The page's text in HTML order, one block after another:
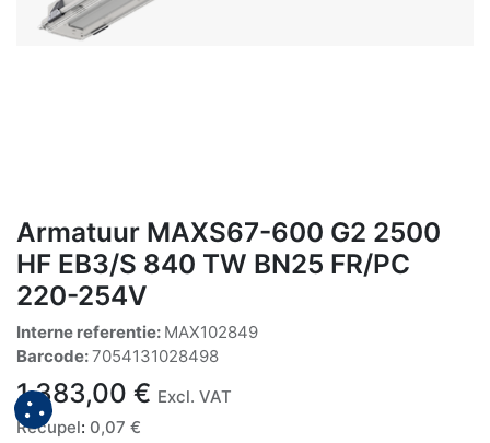
Armatuur MAXS67-600 G2 2500
HF EB3/S 840 TW BN25 FR/PC
220-254V
Interne referentie: MAX102849
Barcode:7054131028498
1.383,00 € Excl. VAT
Recupel: 0,07 €